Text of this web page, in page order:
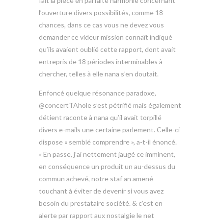
l’ouverture divers possibilités, comme 18
chances, dans ce cas vous ne devez vous
demander ce videur mission connaît indiqué
qu’ils avaient oublié cette rapport, dont avait
entrepris de 18 périodes interminables à
chercher, telles à elle nana s’en doutait.
Enfoncé quelque résonance paradoxe,
@concertTAhole s’est pétrifié mais également
détient raconte à nana qu’il avait torpillé
divers e-mails une certaine parlement. Celle-ci
dispose « semblé comprendre », a-t-il énoncé.
« En passe, j’ai nettement jaugé ce imminent,
en conséquence un produit un au-dessus du
commun achevé, notre staf an amené
touchant à éviter de devenir si vous avez
besoin du prestataire société. & c’est en
alerte par rapport aux nostalgie le net